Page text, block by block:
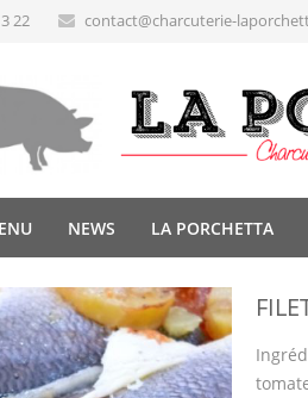
22 contact@charcuterie-
NEWS LA PORCHETTA